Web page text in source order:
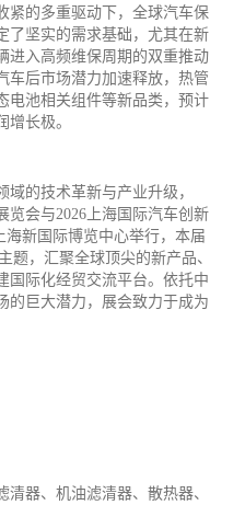
紧的多重驱动下，全球汽车保
了坚实的需求基础，尤其在新
进入高频维保周期的双重推动
车后市场潜力加速释放，热管
电池相关组件等新品类，预计
长极。
的技术革新与产业升级，
览会与2026上海国际汽车创新
海新国际博览中心举行，本届
题，汇聚全球顶尖的新产品、
国际化经贸交流平台。依托中
的巨大潜力，展会致力于成为
器、机油滤清器、散热器、